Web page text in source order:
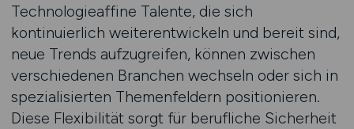
Technologieaffine Talente, die sich
kontinuierlich weiterentwickeln und bereit sind,
neue Trends aufzugreifen, können zwischen
verschiedenen Branchen wechseln oder sich in
spezialisierten Themenfeldern positionieren.
Diese Flexibilität sorgt für berufliche Sicherheit